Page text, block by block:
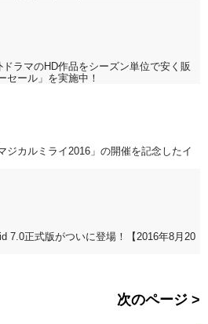
ラマのHD作品をシーズン単位で安く販
セール」を実施中！
ジカルミライ2016」の開催を記念したイ
7.0正式版がついに登場！【2016年8月20
次のページ >